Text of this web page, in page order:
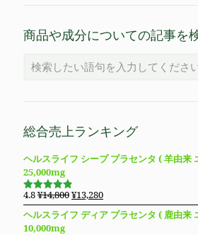
商品や成分についての記事を
総合売上ランキング
ヘルスライフ シープ プラセンタ ( 羊由来
25,000mg
5段階で
4.83の評
価
4.8¥14,800元
の
価
¥13,280現
在
の
ヘルスライフ ディア プラセンタ ( 鹿由来
10,000mg